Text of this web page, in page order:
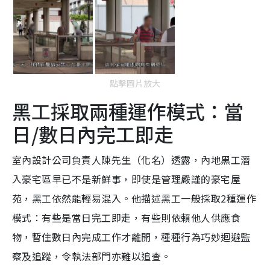
點擊圖片放大
黑工採取兩種運作模式：當
日/數日內完工即走
室內設計公司負責人陳先生（化名）透露，內地黑工潛
入豪宅區早已不是新鮮事，即使是管理嚴謹的豪宅屋
苑，黑工依然能輕易混入。他描述黑工一般採取2種運作
模式：有些是當日完工即走，有些則依賴他人供應食
物，暫住數日內完成工作才離開，種種行為巧妙迴避監
察及追蹤，令執法部門亦難以追查。